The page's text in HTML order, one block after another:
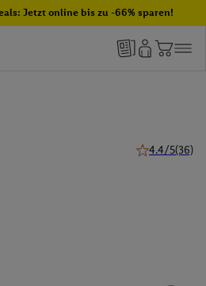
Jetzt online bis zu -66% sparen!
4.4/5(36)